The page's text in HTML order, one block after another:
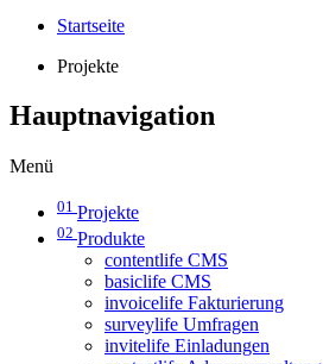
Startseite
Projekte
Hauptnavigation
Menü
01 Projekte
02 Produkte
contentlife CMS
basiclife CMS
invoicelife Fakturierung
surveylife Umfragen
invitelife Einladungen